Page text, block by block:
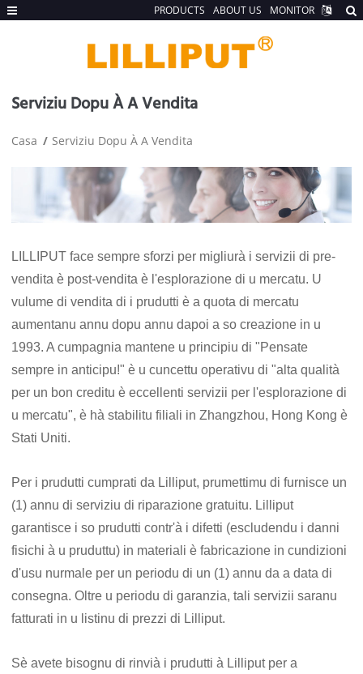
Serviziu Dopu À A Vendita
Casa Serviziu Dopu À A Vendita
LILLIPUT face sempre sforzi per migliurà i servizii di pre-
vendita è post-vendita è l'esplorazione di u mercatu. U
vulume di vendita di i prudutti è a quota di mercatu
aumentanu annu dopu annu dapoi a so creazione in u
1993. A cumpagnia mantene u principiu di "Pensate
sempre in anticipu!" è u cuncettu operativu di "alta qualità
per un bon creditu è ​​​​eccellenti servizii per l'esplorazione di
u mercatu", è hà stabilitu filiali in Zhangzhou, Hong Kong è
Stati Uniti.
Per i prudutti cumprati da Lilliput, prumettimu di furnisce un
(1) annu di serviziu di riparazione gratuitu. Lilliput
garantisce i so prudutti contr'à i difetti (escludendu i danni
fisichi à u pruduttu) in materiali è fabricazione in cundizioni
d'usu nurmale per un periodu di un (1) annu da a data di
consegna. Oltre u periodu di garanzia, tali servizii saranu
fatturati in u listinu di prezzi di Lilliput.
Sè avete bisognu di rinvià i prudutti à Lilliput per a
PRODUCTS ABOUT US MONITOR